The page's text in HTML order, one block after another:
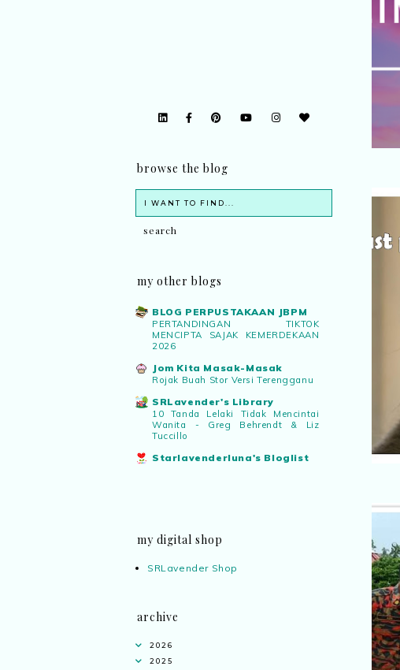
browse the blog
my other blogs
BLOG PERPUSTAKAAN JBPM
PERTANDINGAN TIKTOK
MENCIPTA SAJAK KEMERDEKAAN
2026
Jom Kita Masak-Masak
Rojak Buah Stor Versi Terengganu
SRLavender's Library
10 Tanda Lelaki Tidak Mencintai
Wanita - Greg Behrendt & Liz
Tuccillo
Starlavenderluna's Bloglist
my digital shop
SRLavender Shop
archive
2026
2025